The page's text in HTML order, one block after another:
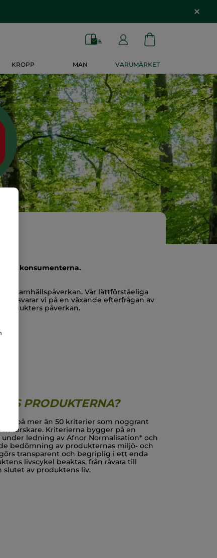
KROPP MAN VARUMÄRKET
konsumenterna.
samhällspåverkan. Vår lättförståeliga
svarar vi på en växande efterfrågan av
påverkan.
PRODUKTERNA?
på mer än 50 kriterier som noggrant
forskare. Kriterierna bygger på en
ledning av Afnor Normalisation* och
bedömning av produkternas miljö- och
transparent och begriplig i ett enda
livscykel beaktas, från råvara till
slutet av produktens liv.